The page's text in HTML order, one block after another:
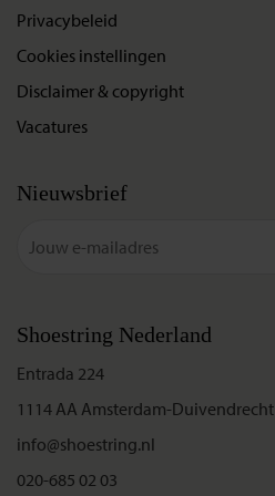
Privacybeleid
Cookies instellingen
Disclaimer & copyright
Vacatures
Nieuwsbrief
Shoestring Nederland
Entrada 224
1114 AA Amsterdam-Duivendrecht
info@shoestring.nl
020-685 02 03